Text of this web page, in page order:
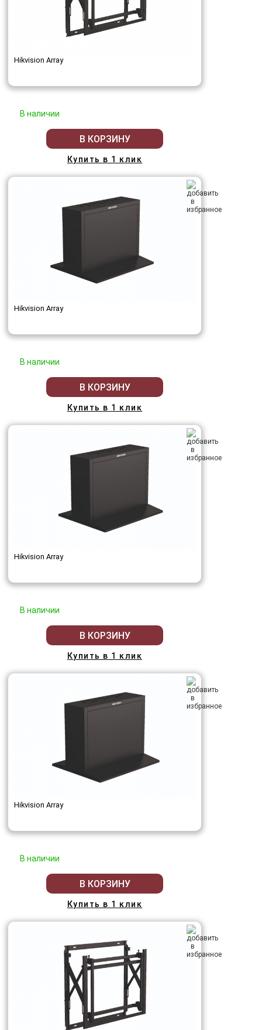
Hikvision Array
В наличии
В КОРЗИНУ
Купить в 1 клик
Hikvision Array
В наличии
В КОРЗИНУ
Купить в 1 клик
Hikvision Array
В наличии
В КОРЗИНУ
Купить в 1 клик
Hikvision Array
В наличии
В КОРЗИНУ
Купить в 1 клик